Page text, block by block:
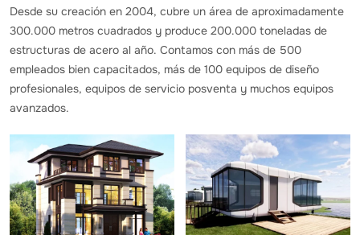
Desde su creación en 2004, cubre un área de aproximadamente
300.000 metros cuadrados y produce 200.000 toneladas de
estructuras de acero al año. Contamos con más de 500
empleados bien capacitados, más de 100 equipos de diseño
profesionales, equipos de servicio posventa y muchos equipos
avanzados.